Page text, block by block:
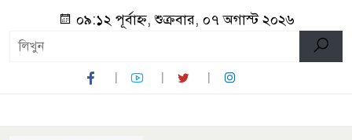
০৯:১২ পূর্বাহ্ন, শুক্রবার, ০৭ অগাস্ট ২০২৬